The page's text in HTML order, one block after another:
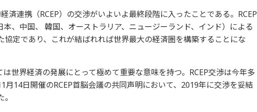
済連携（RCEP）の交渉がいよいよ最終段階に入ったことである。RCEP
本、中国、 韓国、オーストラリア、ニュージーランド、インド）による
協定であり、これが結ばれれば世界最大の経済圏を構築することにな
世界経済の発展にとって極めて重要な意味を持つ。RCEP交渉は今年多
月14日開催のRCEP首脳会議の共同声明において、2019年に交渉を妥結